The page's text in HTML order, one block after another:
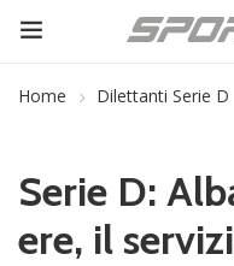
Home Dilettanti Serie D
Serie D:
ere, il